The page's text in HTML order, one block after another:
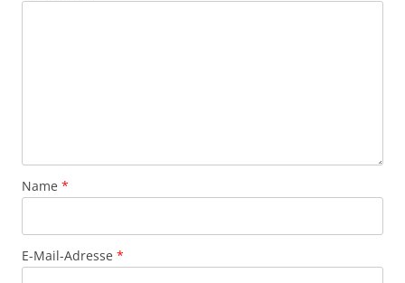
Name *
E-Mail-Adresse *